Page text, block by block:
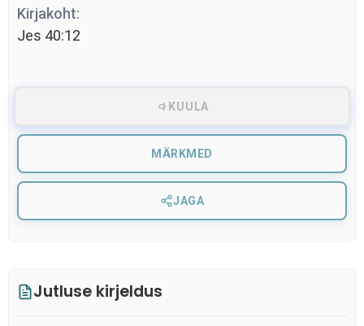
Kirjakoht:
Jes 40:12
KUULA
MÄRKMED
JAGA
Jutluse kirjeldus